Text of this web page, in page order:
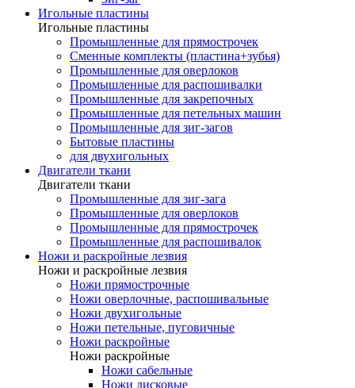
Игольные пластины
Игольные пластины
Промышленные для прямострочек
Сменные комплекты (пластина+зубья)
Промышленные для оверлоков
Промышленные для распошивалки
Промышленные для закрепочных
Промышленные для петельных машин
Промышленные для зиг-загов
Бытовые пластины
для двухигольных
Двигатели ткани
Двигатели ткани
Промышленные для зиг-зага
Промышленные для оверлоков
Промышленные для прямострочек
Промышленные для распошивалок
Ножи и раскройные лезвия
Ножи и раскройные лезвия
Ножи прямострочные
Ножи оверлочные, распошивальные
Ножи двухигольные
Ножи петельные, пуговичные
Ножи раскройные
Ножи раскройные
Ножи сабельные
Ножи дисковые